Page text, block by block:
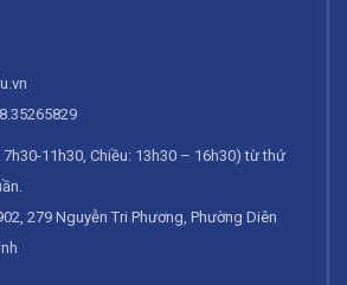
11h30, Chiều: 13h30 – 16h30) từ thứ
279 Nguyễn Tri Phương, Phường Diên